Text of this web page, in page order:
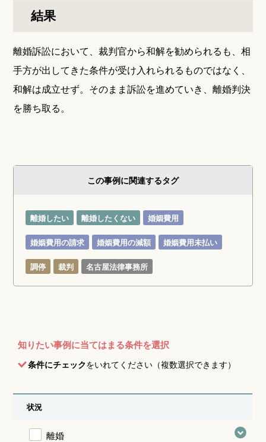
結果
離婚訴訟において、裁判官から和解を勧められるも、相
手方が出してきた条件が受け入れられるものではなく、
和解は成立せず。そのまま訴訟を進めていき、離婚判決
を勝ち取る。
この事例に関連するタグ
離婚したい 離婚したくない 婚姻費用
婚姻費用の請求 婚姻費用の減額 婚姻費用未払い
調停 裁判 名古屋法律事務所
知りたい事例に当てはまる条件を選択
条件にチェックをいれてください（複数選択できます）
状況
離婚